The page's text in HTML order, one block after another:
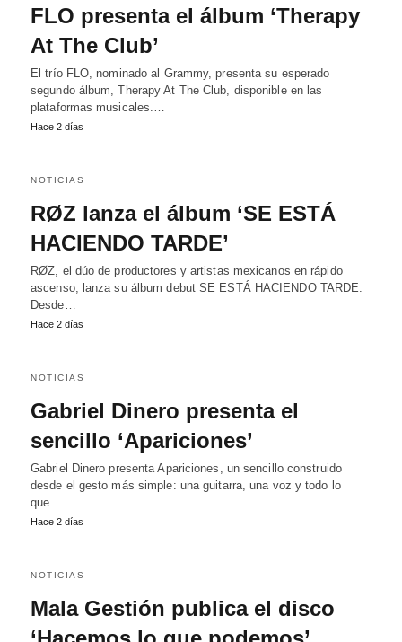
FLO presenta el álbum ‘Therapy
At The Club’
El trío FLO, nominado al Grammy, presenta su esperado
segundo álbum, Therapy At The Club, disponible en las
plataformas musicales.…
Hace 2 días
NOTICIAS
RØZ lanza el álbum ‘SE ESTÁ
HACIENDO TARDE’
RØZ, el dúo de productores y artistas mexicanos en rápido
ascenso, lanza su álbum debut SE ESTÁ HACIENDO TARDE.
Desde…
Hace 2 días
NOTICIAS
Gabriel Dinero presenta el
sencillo ‘Apariciones’
Gabriel Dinero presenta Apariciones, un sencillo construido
desde el gesto más simple: una guitarra, una voz y todo lo
que…
Hace 2 días
NOTICIAS
Mala Gestión publica el disco